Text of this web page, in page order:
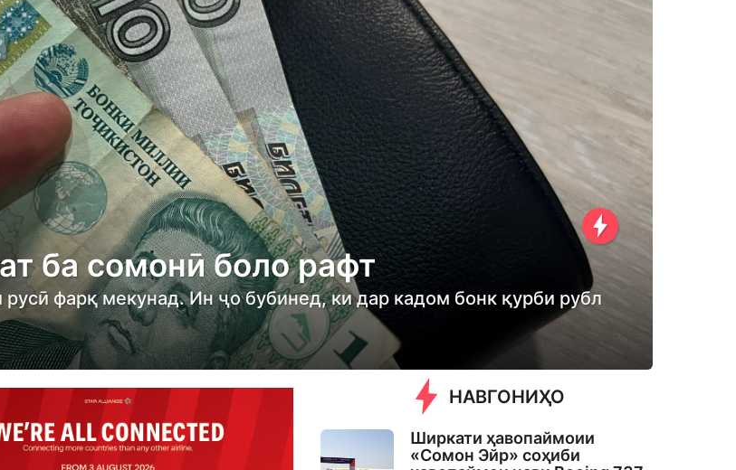
ба сомонӣ боло рафт
фарқ мекунад. Ин ҷо бубинед, ки дар кадом бонк қурби рубл
НАВГОНИҲО
Ширкати ҳавопаймоии
«Сомон Эйр» соҳиби